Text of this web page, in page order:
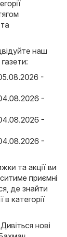
наш
-
-
-
-
та акції ви
приємні
де знайти
в категорії
нові